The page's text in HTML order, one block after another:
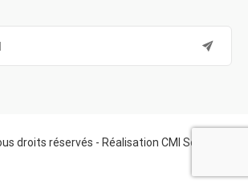
droits réservés - Réalisation CMI Services